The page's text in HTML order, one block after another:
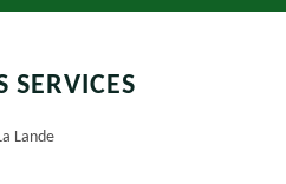
SERVICES
Lande